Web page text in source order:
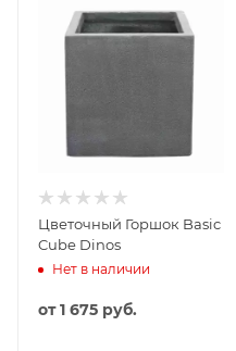
Цветочный Горшок Basic
Cube Dinos
Нет в наличии
от1 675 руб.